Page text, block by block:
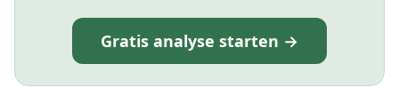
Gratis analyse starten →